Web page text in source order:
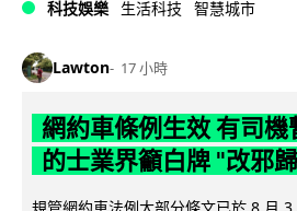
科技娛樂 生活科技 智慧城市
Lawton 17 小時
網約車條例生效 有司
的士業界籲白牌 "改邪